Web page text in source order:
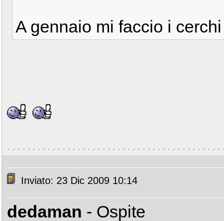
A gennaio mi faccio i
Inviato: 23 Dic 2009 10:14
dedaman - Ospite